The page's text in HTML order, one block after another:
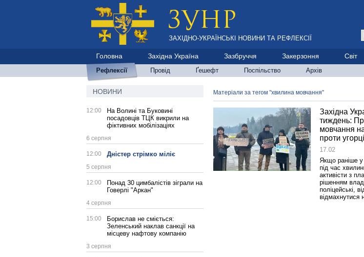
ЗАХІДНО-УКРАЇНСЬКІ НОВИНИ ТА РЕФЛЕКСІЇ
Головна Західна Україна Зазбруччя Закерзоння Світ
Рефлексії Провід Ґешефт Поспільство Архів
НОВИНИ
12:00
На Волині та Буковині
посадовців ТЦК викрили на
фіктивних мобілізаціях
6 серпня
12:00 Дністер стрімко міліє
5 серпня
12:00
Понад 30 цимбалістів зіграли на
Говерлі "Аркан"
4 серпня
15:00
Борислав не сміється:
Зеленський наклав санкції на
місцеву нафтову компанію
3 серпня
Матеріали за тегом "хвилина мовчання"
Західна
тиждень:
мовчання
проти
17.02
Якщо раніше у
під час
активісти з
рішенням
поліцейські,
відмахнутися